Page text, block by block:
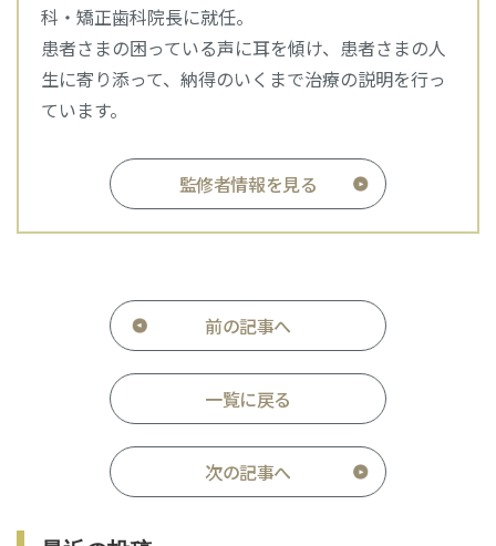
科・矯正歯科院長に就任。
患者さまの困っている声に耳を傾け、患者さまの人
生に寄り添って、納得のいくまで治療の説明を行っ
ています。
監修者情報を見る
前の記事へ
一覧に戻る
次の記事へ